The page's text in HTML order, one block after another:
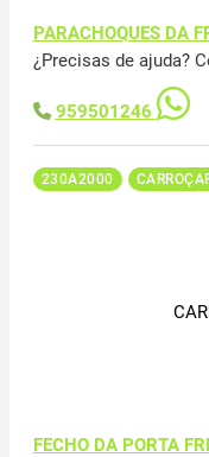
PARACHOQUES DA
¿Precisas de ajuda?
959501246
230A2000
FECHO DA PORTA